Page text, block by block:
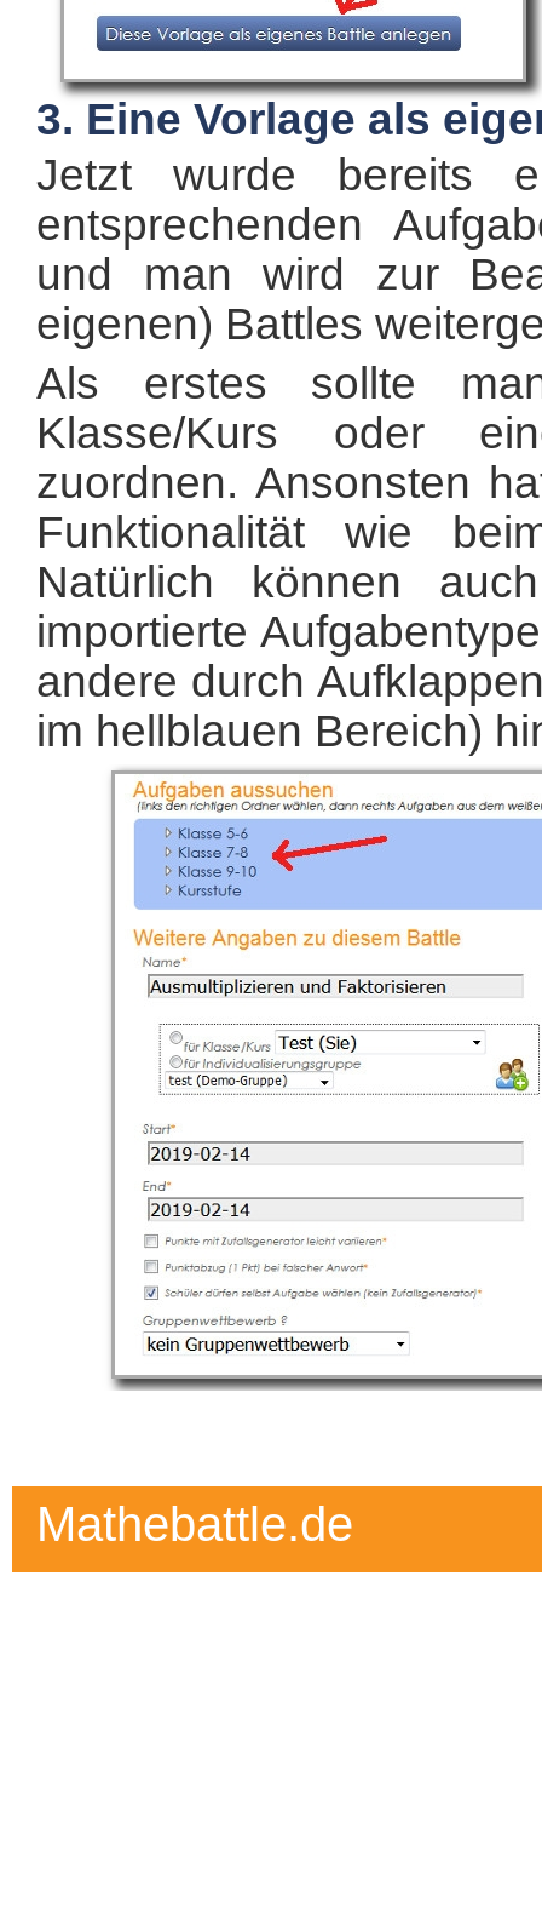
3. Eine Vorlage als
Jetzt wurde bereits
entsprechenden
und man wird zur
eigenen) Battles
Als erstes sollte
Klasse/Kurs oder
zuordnen. Ansonsten
Funktionalität wie
Natürlich können
importierte
andere durch
im hellblauen Bereich)
Mathebattle.de